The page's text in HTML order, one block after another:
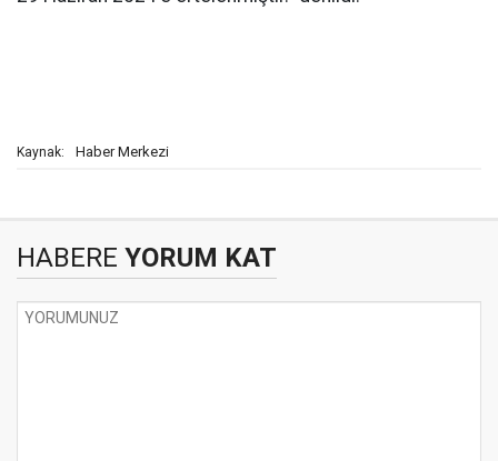
Kaynak: Haber Merkezi
HABERE YORUM KAT